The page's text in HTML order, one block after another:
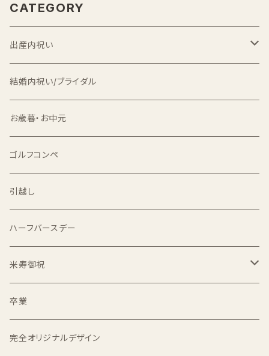
CATEGORY
出産内祝い
出産内祝い米
食べ比べセット
出生体重米
3kg
双子用
結婚内祝い/ブライダル
お歳暮・お中元
ゴルフコンペ
引越し
ハーフバースデー
米寿御祝
2kg
卒業
完全オリジナルデザイン